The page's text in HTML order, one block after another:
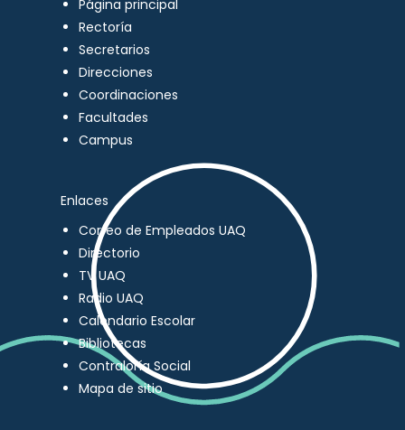
Página principal
Rectoría
Secretarios
Direcciones
Coordinaciones
Facultades
Campus
Enlaces
Correo de Empleados UAQ
Directorio
TV UAQ
Radio UAQ
Calendario Escolar
Bibliotecas
Contraloría Social
Mapa de sitio